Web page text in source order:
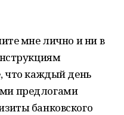
мне лично и ни в
что каждый день
предлогами
банковского